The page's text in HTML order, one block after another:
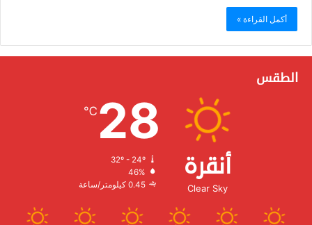
أكمل القراءة »
الطقس
أنقرة
Clear Sky
28
℃
32º - 24º
الرطوبة:
الرياح:0.45 كيلومتر/ساعة